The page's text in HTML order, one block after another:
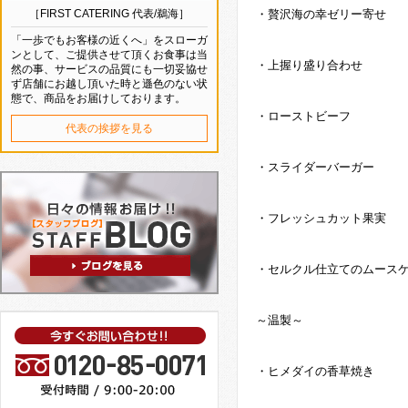
・贅沢海の幸ゼリー寄せ
・上握り盛り合わせ
・ローストビーフ
・スライダーバーガー
・フレッシュカット果実
・セルクル仕立てのムース
～温製～
・ヒメダイの香草焼き
［FIRST CATERING 代表/鵜海］
「一歩でもお客様の近くへ」をスローガ
ンとして、ご提供させて頂くお食事は当
然の事、サービスの品質にも一切妥協せ
ず店舗にお越し頂いた時と遜色のない状
態で、商品をお届けしております。
代表の挨拶を見る